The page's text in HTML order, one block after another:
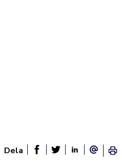
Dela
Dela sidan på Facebook
E-post